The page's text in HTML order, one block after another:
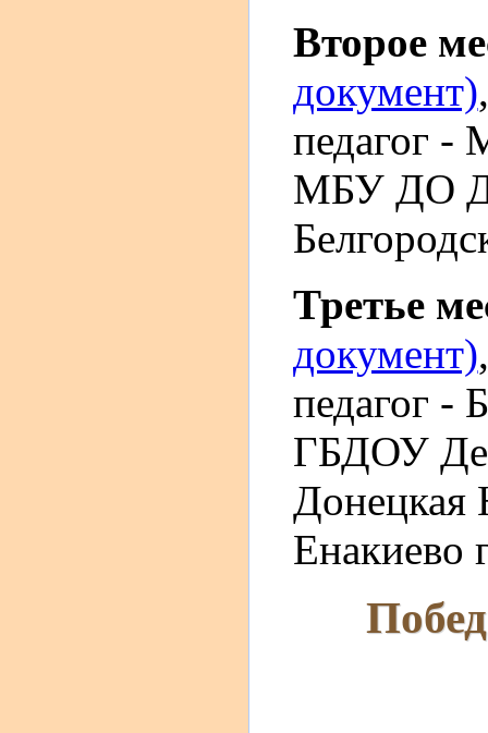
Второе
документ)
педагог -
МБУ ДО
Третье
документ)
педагог -
ГБДОУ
Донецкая
Енакиево